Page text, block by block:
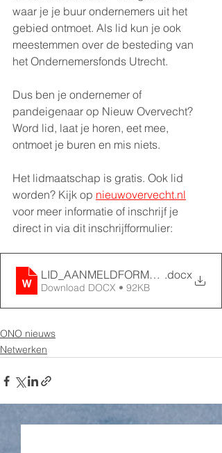
waar je je buur ondernemers uit het
gebied ontmoet. Als lid kun je ook
meestemmen over de besteding van
het Ondernemersfonds Utrecht.
Dus ben je ondernemer of
pandeigenaar op Nieuw Overvecht?
Word lid, laat je horen, eet mee,
ontmoet je buren en mis niets.
Het lidmaatschap is gratis. Ook lid
worden? Kijk op nieuwovervecht.nl
voor meer informatie of inschrijf je
direct in via dit inschrijfformulier:
LID_AANMELDFORMULIER_ONO
.docx
Download DOCX • 92KB
ONO nieuws
Netwerken